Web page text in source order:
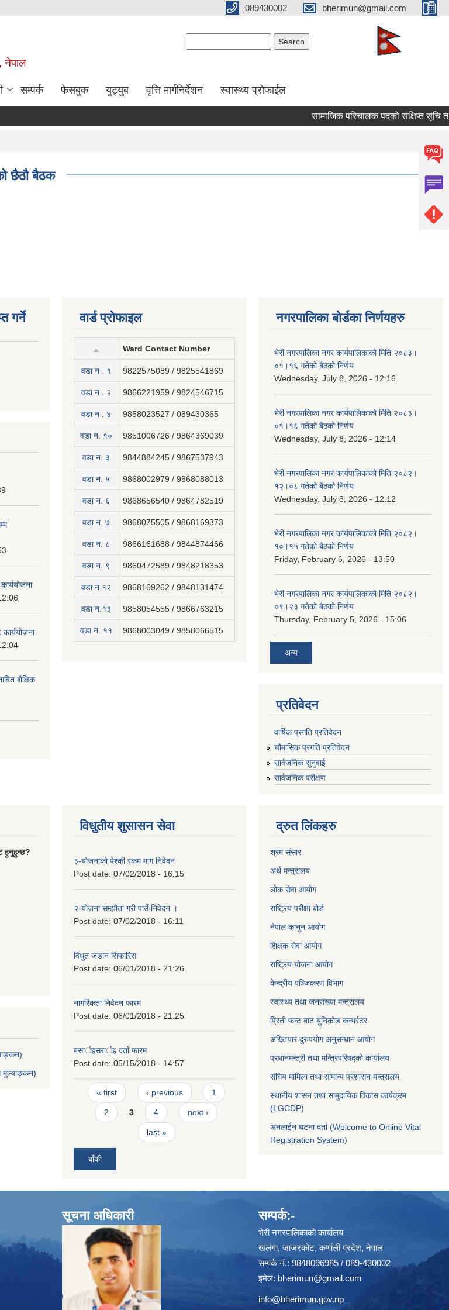
089430002 bherimun@gmail.com
नेपाल
सम्पर्क फेसबुक युट्युब वृत्ति मार्गनिर्देशन स्वास्थ्य प्रोफाईल
सामाजिक परिचालक पदको संक्षिप्त सूचि तथा
छैठौ बैठक
गर्ने
शैक्षिक
वार्ड प्रोफाइल
Ward Contact Number
वडा न . १ 9822575089 / 9825541869
वडा न . २ 9866221959 / 9824546715
वडा न . ४ 9858023527 / 089430365
वडा न. १० 9851006726 / 9864369039
वडा न. ३ 9844884245 / 9867537943
वडा न. ५ 9868002979 / 9868088013
वडा न. ६ 9868656540 / 9864782519
वडा न. ७ 9868075505 / 9868169373
वडा न. ८ 9866161688 / 9844874466
वडा न. ९ 9860472589 / 9848218353
वडा न.१२ 9868169262 / 9848131474
वडा न.१३ 9858054555 / 9866763215
वडा न‍. ११ 9868003049 / 9858066515
नगरपालिका बोर्डका निर्णयहरु
भेरी नगरपालिका नगर कार्यपालिकाको मिति २०८३।
०१।१६ गतेको बैठको निर्णय
Wednesday, July 8, 2026 - 12:16
भेरी नगरपालिका नगर कार्यपालिकाको मिति २०८३।
०१।१६ गतेको बैठको निर्णय
Wednesday, July 8, 2026 - 12:14
भेरी नगरपालिका नगर कार्यपालिकाको मिति २०८२।
१२।०८ गतेको बैठको निर्णय
Wednesday, July 8, 2026 - 12:12
भेरी नगरपालिका नगर कार्यपालिकाको मिति २०८२।
१०।१५ गतेको बैठको निर्णय
Friday, February 6, 2026 - 13:50
भेरी नगरपालिका नगर कार्यपालिकाको मिति २०८२।
०९।२३ गतेको बैठको निर्णय
Thursday, February 5, 2026 - 15:06
अन्य
प्रतिवेदन
वार्षिक प्रगति प्रतिवेदन
चौमासिक प्रगति प्रतिवेदन
सार्वजनिक सुनुवाई
सार्वजनिक परीक्षण
हुनुहुन्छ?
मुल्याङ्कन)
विधुतीय शुसासन सेवा
३-योजनाको पेश्की रकम माग निवेदन
Post date: 07/02/2018 - 16:15
२-याेजना सम्झौता गरी पाउँ निवेदन ।
Post date: 07/02/2018 - 16:11
विधुत जडान सिफारिस
Post date: 06/01/2018 - 21:26
नागरिकता निवेदन फारम
Post date: 06/01/2018 - 21:25
बसार्इसरार्इ दर्ता फारम
Post date: 05/15/2018 - 14:57
Pages
« first ‹ previous 1
2 3 4 next ›
last »
बाँकी
द्रुत लिंकहरु
श्रम संसार
अर्थ मन्त्रालय
लोक सेवा आयोग
राष्ट्रिय परीक्षा बोर्ड
नेपाल कानुन आयोग
शिक्षक सेवा आयोग
राष्ट्रिय योजना आयोग
केन्द्रीय पञ्जिकरण विभाग
स्वास्थ्य तथा जनसंख्या मन्त्रालय
प्रिती फन्ट बाट युनिकोड कन्भर्रटर
अख्तियार दुरुपयोग अनुसन्धान आयोग
प्रधानमन्त्री तथा मन्त्रिपरिषद्को कार्यालय
संघिय मामिला तथा सामान्य प्रशासन मन्त्रालय
स्थानीय शासन तथा सामुदायिक विकास कार्यक्रम
(LGCDP)
अनलाईन घटना दर्ता (Welcome to Online Vital
Registration System)
सूचना अधिकारी सम्पर्क:-
भेरी नगरपालिकाको कार्यालय
खलंगा, जाजरकोट, कर्णाली प्रदेश, नेपाल
सम्पर्क नं.: 9848096985 / 089-430002
इमेल: bherimun@gmail.com
info@bherimun.gov.np